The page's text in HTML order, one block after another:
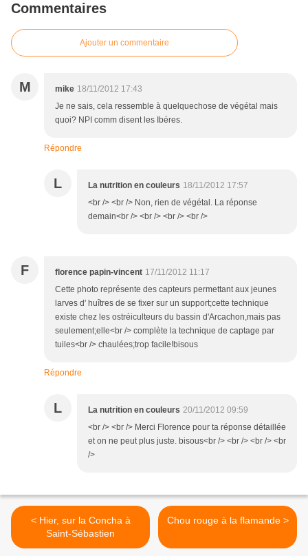
Commentaires
Ajouter un commentaire
M mike 18/11/2012 17:43
Je ne sais, cela ressemble à quelquechose de végétal mais
quoi? NPI comm disent les Ibéres.
Répondre
L La nutrition en couleurs 18/11/2012 17:57
<br /> <br /> Non, rien de végétal. La réponse
demain<br /> <br /> <br /> <br />
F florence papin-vincent 17/11/2012 11:17
Cette photo représente des capteurs permettant aux jeunes
larves d' huîtres de se fixer sur un support;cette technique
existe chez les ostréiculteurs du bassin d'Arcachon,mais pas
seulement;elle<br /> complète la technique de captage par
tuiles<br /> chaulées;trop facile!bisous
Répondre
L La nutrition en couleurs 20/11/2012 09:59
<br /> <br /> Merci Florence pour ta réponse détaillée
et on ne peut plus juste. bisous<br /> <br /> <br /> <br
/>
< Hier, sur la Concha à
Saint-Sébastien
Chou rouge à la flamande >